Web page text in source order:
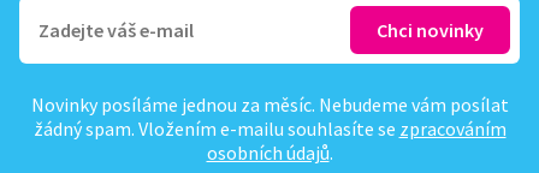
Novinky posíláme jednou za měsíc. Nebudeme vám posílat
žádný spam. Vložením e-mailu souhlasíte se zpracováním
osobních údajů.